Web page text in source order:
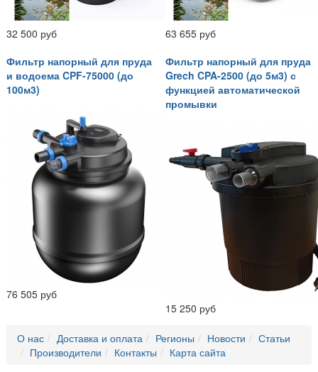
32 500 руб
63 655 руб
Фильтр напорный для пруда
и водоема CPF-75000 (до
100м3)
76 505 руб
Фильтр напорный для пруда
Grech CPA-2500 (до 5м3) с
функцией автоматической
промывки
15 250 руб
О нас Доставка и оплата Регионы Новости
Статьи
Производители
Контакты Карта сайта